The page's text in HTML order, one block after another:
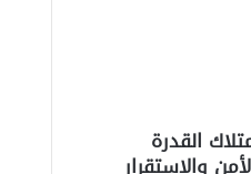
القدرة
والاستقرار